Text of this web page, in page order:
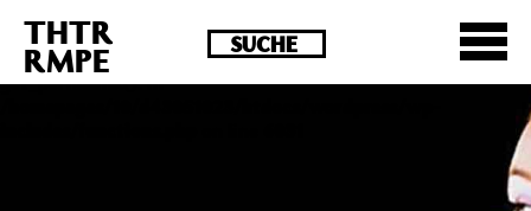
Deprecated : Die Funktion post_permalink ist seit
Version 4.4.0 veraltet! Verwende stattdessen
get_permalink(). in
THTR
RMPE